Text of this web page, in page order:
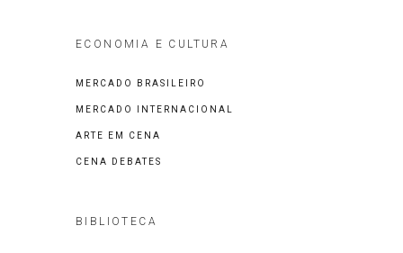
ECONOMIA E CULTURA
MERCADO BRASILEIRO
MERCADO INTERNACIONAL
ARTE EM CENA
CENA DEBATES
BIBLIOTECA